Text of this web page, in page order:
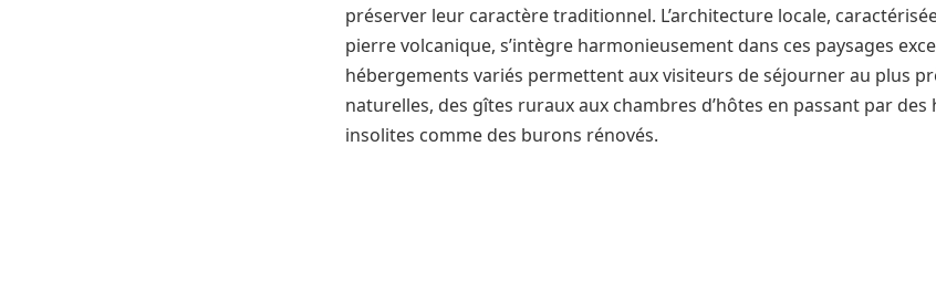
préserver leur caractère traditionnel. L’architecture locale,
pierre volcanique, s’intègre harmonieusement dans ces paysages
hébergements variés permettent aux visiteurs de séjourner au plus
naturelles, des gîtes ruraux aux chambres d’hôtes en passant par
insolites comme des burons rénovés.